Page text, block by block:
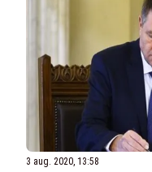
3 aug. 2020, 13:58